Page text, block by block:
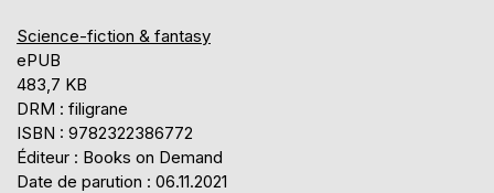
Science-fiction & fantasy
ePUB
483,7 KB
DRM : filigrane
ISBN : 9782322386772
Éditeur : Books on Demand
Date de parution : 06.11.2021